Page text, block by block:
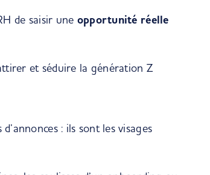
de saisir une opportunité réelle
et séduire la génération Z
: ils sont les visages